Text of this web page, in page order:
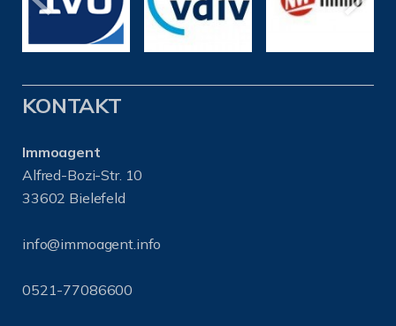
KONTAKT
Immoagent
Alfred-Bozi-Str. 10
33602 Bielefeld
info@immoagent.info
0521-77086600